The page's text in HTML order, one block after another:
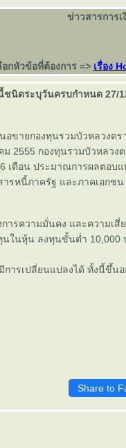
ข่าวสารการ
กหัวข้อที่ต้องการ => เรื่อง
นิดระบุวันครบกำหนด 27/
อขายกองทุนรวมบัวหลวงต
ม 2555 กองทุนรวมบัวหลว
เดือน ประมาณการผลตอบ
รหนี้ภาครัฐ และภาคเอกชน
รความมั่นคง และความเสี่
นในหุ้น ลงทุนขั้นต่ำ
ารเปลี่ยนแปลงได้ ทั้งนี้ขึ้น
Share to